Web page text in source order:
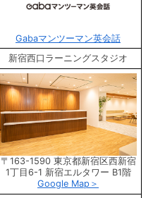
Gabaマンツーマン英会話
新宿西口ラーニングスタジオ
〒163-1590 東京都新宿区西新宿
1丁目6-1 新宿エルタワー B1階
Google Map＞